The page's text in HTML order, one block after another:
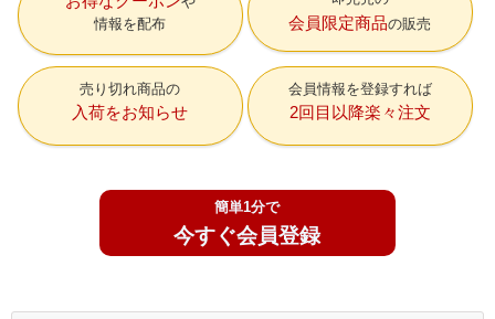
情報を配布 会員限定商品の販売
売り切れ商品の
入荷をお知らせ
会員情報を登録すれば
2回目以降楽々注文
簡単1分で
今すぐ会員登録